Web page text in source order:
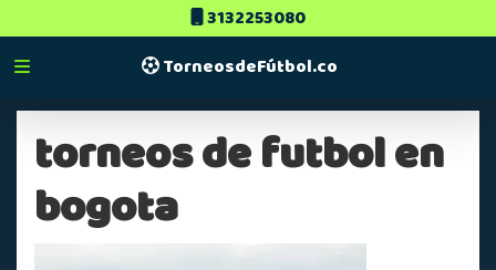
3132253080
TorneosdeFútbol.co
torneos de futbol en
bogota